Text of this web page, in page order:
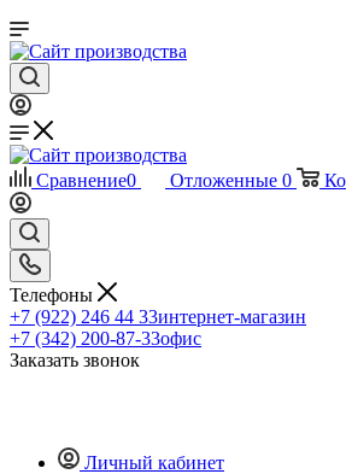
Сравнение0 Отложенные 0
Телефоны
+7 (922) 246 44 33интернет-магазин
+7 (342) 200-87-33офис
Заказать звонок
Личный кабинет